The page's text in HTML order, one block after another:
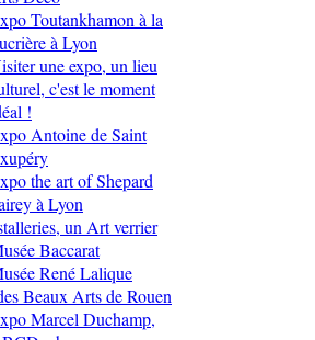
Toutankhamon à la
à Lyon
une expo, un lieu
c'est le moment
!
Antoine de Saint
the art of Shepard
à Lyon
un Art verrier
Baccarat
René Lalique
Beaux Arts de Rouen
Marcel Duchamp,